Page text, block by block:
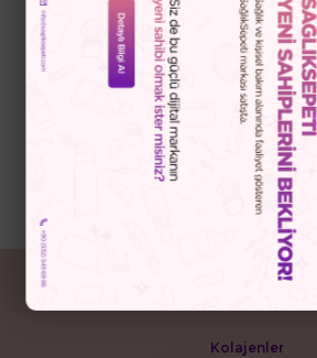
Bizi Takip Edin
Kolajenler